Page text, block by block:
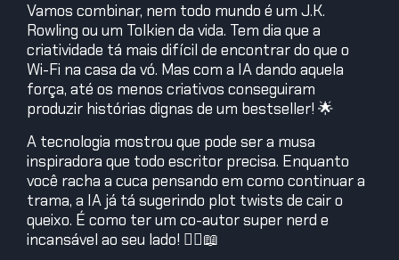
Vamos combinar, nem todo mundo é um J.K.
Rowling ou um Tolkien da vida. Tem dia que a
criatividade tá mais difícil de encontrar do que o
Wi-Fi na casa da vó. Mas com a IA dando aquela
força, até os menos criativos conseguiram
produzir histórias dignas de um bestseller! 🌟
A tecnologia mostrou que pode ser a musa
inspiradora que todo escritor precisa. Enquanto
você racha a cuca pensando em como continuar a
trama, a IA já tá sugerindo plot twists de cair o
queixo. É como ter um co-autor super nerd e
incansável ao seu lado! 🦸‍♂️📖